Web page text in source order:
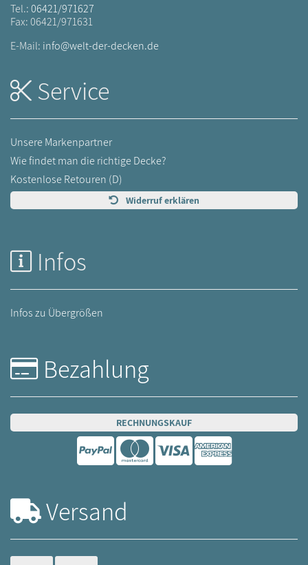
Tel.:06421/971627
Fax: 06421/971631
E-Mail: info@welt-der-decken.de
Service
Unsere Markenpartner
Wie findet man die richtige Decke?
Kostenlose Retouren (D)
Widerruf erklären
Infos
Infos zu Übergrößen
Bezahlung
RECHNUNGSKAUF
Versand